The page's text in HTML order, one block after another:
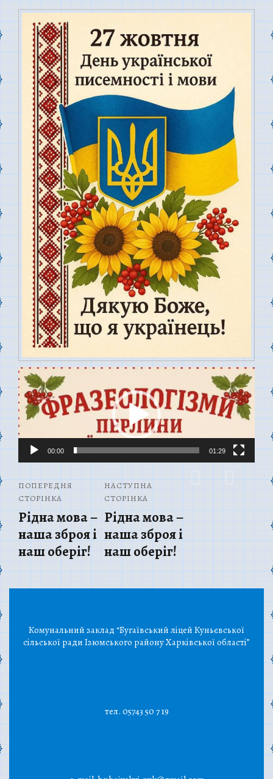
00:00 01:29
ПОПЕРЕДНЯ
СТОРІНКА
Рідна мова –
наша зброя і
наш оберіг!
НАСТУПНА
СТОРІНКА
Рідна мова –
наша зброя і
наш оберіг!
Комунальний заклад “Бугаївський ліцей Куньєвської
сільської ради Ізюмського району Харківської області”
тел. 05743 50 7 19